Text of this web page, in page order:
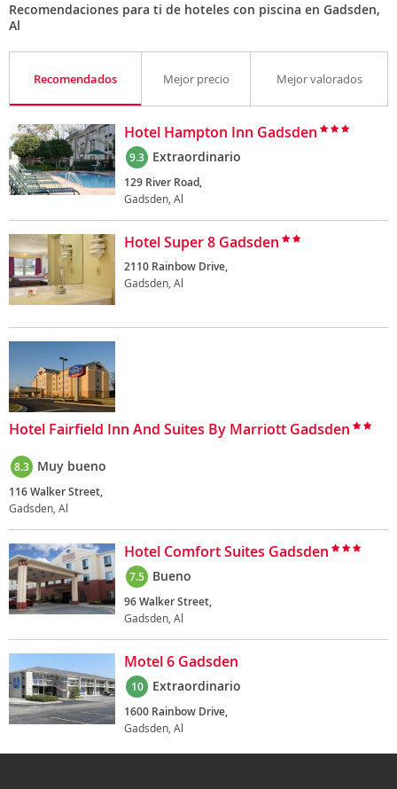
Recomendaciones para ti de hoteles con piscina en Gadsden,
Al
Recomendados Mejor precio Mejor valorados
Hotel Hampton Inn Gadsden
9.3 Extraordinario
129 River Road,
Gadsden, Al
Hotel Super 8 Gadsden
2110 Rainbow Drive,
Gadsden, Al
Hotel Fairfield Inn And Suites By Marriott Gadsden
8.3 Muy bueno
116 Walker Street,
Gadsden, Al
Hotel Comfort Suites Gadsden
7.5 Bueno
96 Walker Street,
Gadsden, Al
Motel 6 Gadsden
10 Extraordinario
1600 Rainbow Drive,
Gadsden, Al